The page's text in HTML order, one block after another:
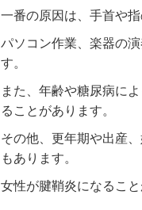
一番の原因は、手首や
パソコン作業、楽器の
す。
また、年齢や糖尿病に
ることがあります。
その他、更年期や出産
もあります。
女性が腱鞘炎になるこ